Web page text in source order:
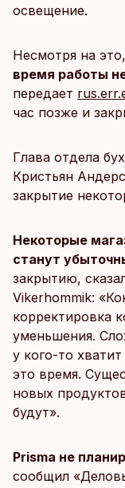
освещение.
Несмотря на это,
время работы
передает
час позже и
Глава отдела
Кристьян
закрытие
Некоторые
станут
закрытию,
Vikerhommik:
корректировка
уменьшения.
у кого-то
это время.
новых
будут».
Prisma не
сообщил